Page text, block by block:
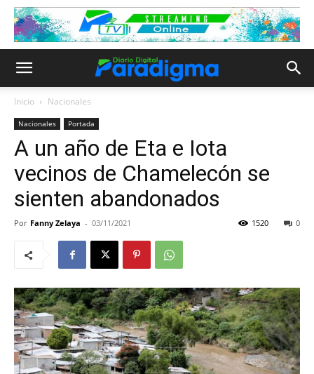
Inicio Nacionales
Nacionales Portada
A un año de Eta e Iota
vecinos de Chamelecón se
sienten abandonados
Por Fanny Zelaya - 03/11/2021 0
1520